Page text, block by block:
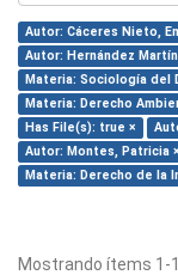
Autor: Cáceres Nieto,
Autor: Hernández
Materia: Sociología del
Materia: Derecho
Has File(s): true ×
Autor: Montes, Patricia ×
Materia: Derecho de la
Mostrando ítems 1-1